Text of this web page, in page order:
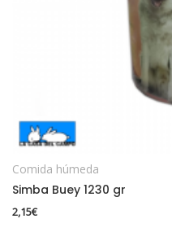
Comida húmeda
Simba Buey 1230 gr
2,15€